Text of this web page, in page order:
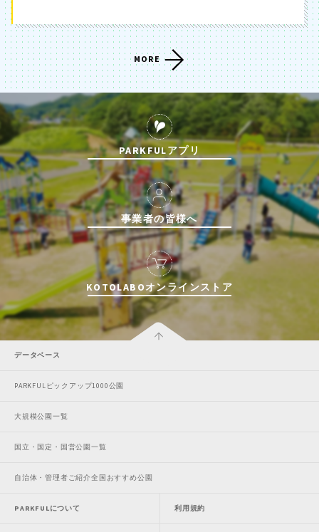
MORE
PARKFULアプリ
事業者の皆様へ
KOTOLABOオンラインストア
データベース
PARKFULピックアップ1000公園
大規模公園一覧
国立・国定・国営公園一覧
自治体・管理者ご紹介全国おすすめ公園
PARKFULについて 利用規約